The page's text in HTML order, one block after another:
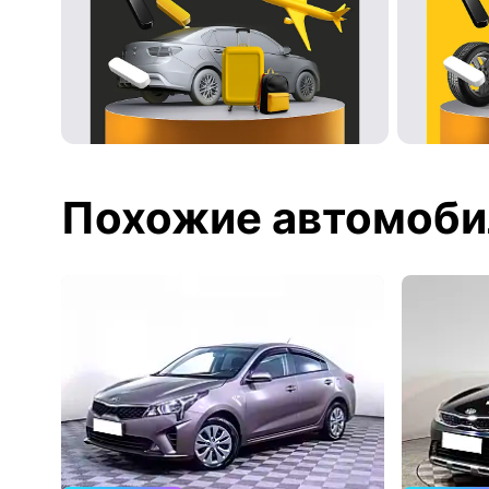
Похожие